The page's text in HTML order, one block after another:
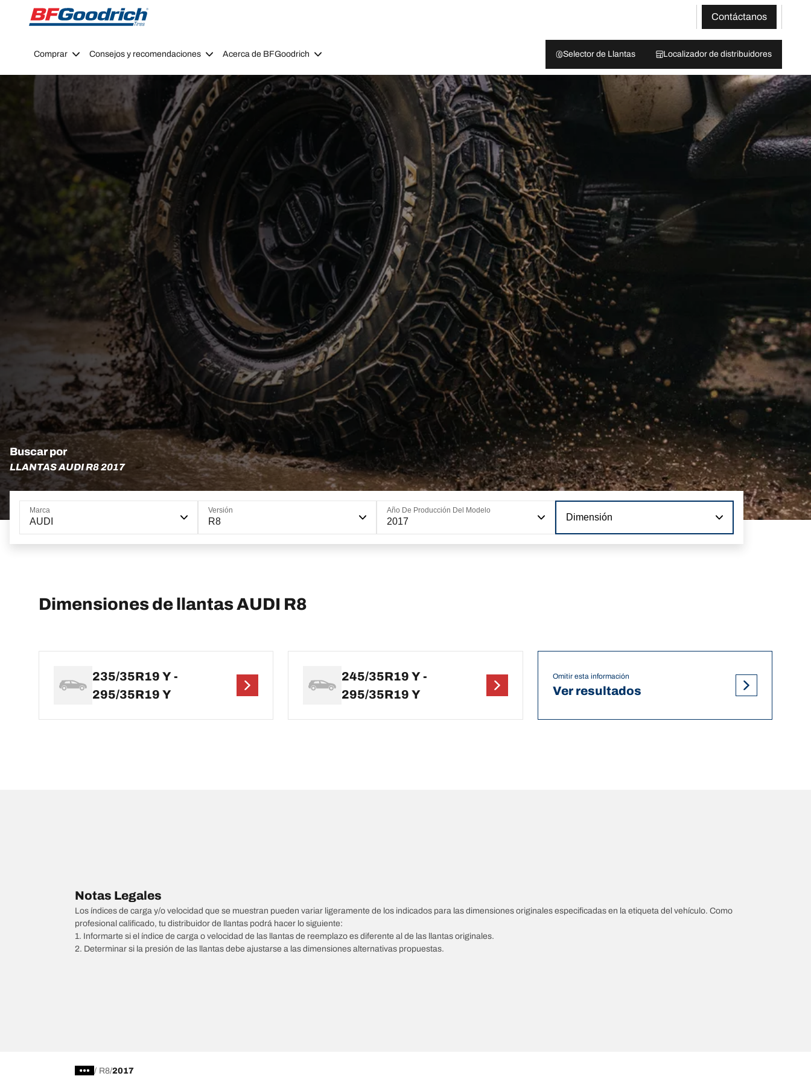
Go to page content
Go to page navigation
Contáctanos
Comprar Consejos y recomendaciones Acerca de BFGoodrich Selector de Llantas Localizador de distribuidores
Buscar por
LLANTAS AUDI R8 2017
Marca
AUDI
Versión
R8
Año De Producción Del Modelo
2017 Dimensión
Dimensiones de llantas AUDI R8
235/35R19 Y -
295/35R19 Y
245/35R19 Y -
295/35R19 Y
Omitir esta información
Ver resultados
Notas Legales
Los índices de carga y/o velocidad que se muestran pueden variar ligeramente de los indicados para las dimensiones originales especificadas en la etiqueta del vehículo. Como
profesional calificado, tu distribuidor de llantas podrá hacer lo siguiente:
1. Informarte si el índice de carga o velocidad de las llantas de reemplazo es diferente al de las llantas originales.
2. Determinar si la presión de las llantas debe ajustarse a las dimensiones alternativas propuestas.
/ R8 2017